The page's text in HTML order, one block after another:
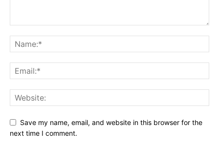
Save my name, email, and website in this browser for the
next time I comment.